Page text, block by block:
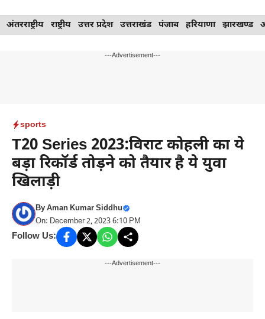
Skip
to
अंतरराष्ट्रीय राष्ट्रीय उत्तर प्रदेश उत्तराखंड पंजाब हरियाणा झारखण्ड
---Advertisement---
sports
T20 Series 2023:विराट कोहली का ये
बड़ा रिकॉर्ड तोड़ने को तैयार है ये युवा
खिलाड़ी
ByAman Kumar Siddhu
On: December 2, 2023 6:10 PM
Follow Us:
---Advertisement---